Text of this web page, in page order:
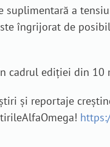
suplimentară a
îngrijorat de
cadrul ediției din 10
și reportaje